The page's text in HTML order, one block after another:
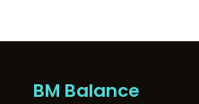
BM Balance